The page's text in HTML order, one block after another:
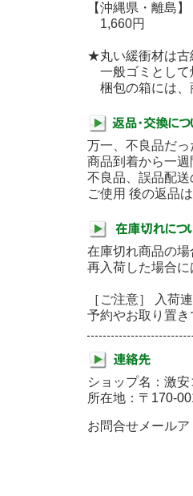
【沖縄県・離島】
1,660円
★丸い緩衝材は古
一般ゴミとして
梱包の箱には、
万一、不良品だっ
商品到着から一週
不良品、誤品配送
ご使用 後の返品
在庫切れ商品の場
再入荷した場合に
［ご注意］ 入荷
予約やお取り置き
ショップ名：激
所在地： 〒170-
お問合せメール